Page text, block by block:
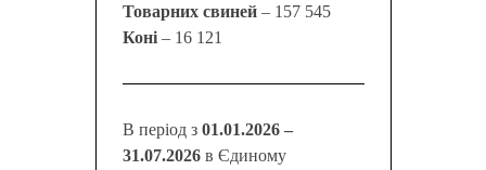
Товарних свиней – 157 545
Коні– 16 121
В період з01.01.2026 –
31.07.2026 в Єдиному